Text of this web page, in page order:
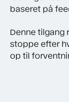
baseret på
Denne tilgang
stoppe efter
op til